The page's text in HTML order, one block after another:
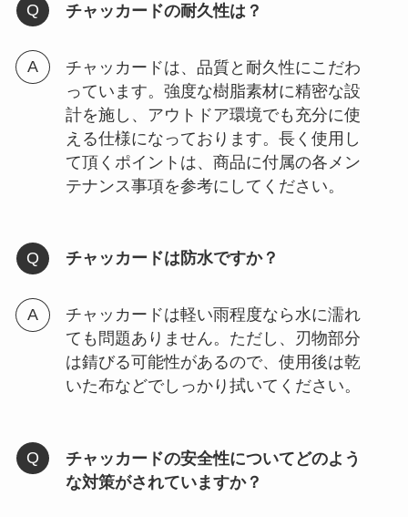
チャッカードの耐久性は？
チャッカードは、品質と耐久性にこだわ
っています。強度な樹脂素材に精密な設
計を施し、アウトドア環境でも充分に使
える仕様になっております。長く使用し
て頂くポイントは、商品に付属の各メン
テナンス事項を参考にしてください。
チャッカードは防水ですか？
チャッカードは軽い雨程度なら水に濡れ
ても問題ありません。ただし、刃物部分
は錆びる可能性があるので、使用後は乾
いた布などでしっかり拭いてください。
チャッカードの安全性についてどのよう
な対策がされていますか？